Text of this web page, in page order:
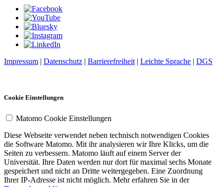
Impressum | Datenschutz | Barrierefreiheit | Leichte Sprache | DGS
Cookie Einstellungen
Matomo Cookie Einstellungen
Diese Webseite verwendet neben technisch notwendigen Cookies
die Software Matomo. Mit ihr analysieren wir Ihre Klicks, um die
Seiten zu verbessern. Matomo läuft auf einem Server der
Universität. Ihre Daten werden nur dort für maximal sechs Monate
gespeichert und nicht an Dritte weitergegeben. Eine Zuordnung
Ihrer IP-Adresse ist nicht möglich. Mehr erfahren Sie in der